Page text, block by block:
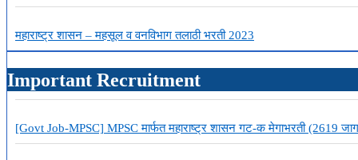
महाराष्ट्र शासन – महसूल व वनविभाग तलाठी भरती 2023
Important Recruitment
[Govt Job-MPSC] MPSC मार्फत महाराष्ट्र शासन गट-क मेगाभरती (2619